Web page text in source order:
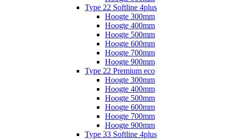
Type 22 Softline 4plus
Hoogte 300mm
Hoogte 400mm
Hoogte 500mm
Hoogte 600mm
Hoogte 700mm
Hoogte 900mm
Type 22 Premium eco
Hoogte 300mm
Hoogte 400mm
Hoogte 500mm
Hoogte 600mm
Hoogte 700mm
Hoogte 900mm
Type 33 Softline 4plus